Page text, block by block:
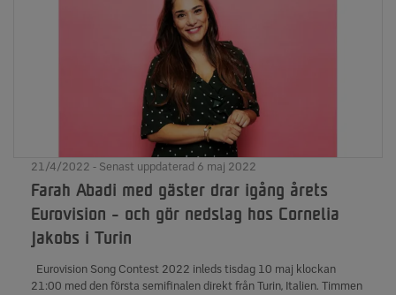
21/4/2022 - Senast uppdaterad 6 maj 2022
Farah Abadi med gäster drar igång årets
Eurovision - och gör nedslag hos Cornelia
Jakobs i Turin
Eurovision Song Contest 2022 inleds tisdag 10 maj klockan
21:00 med den första semifinalen direkt från Turin, Italien. Timmen